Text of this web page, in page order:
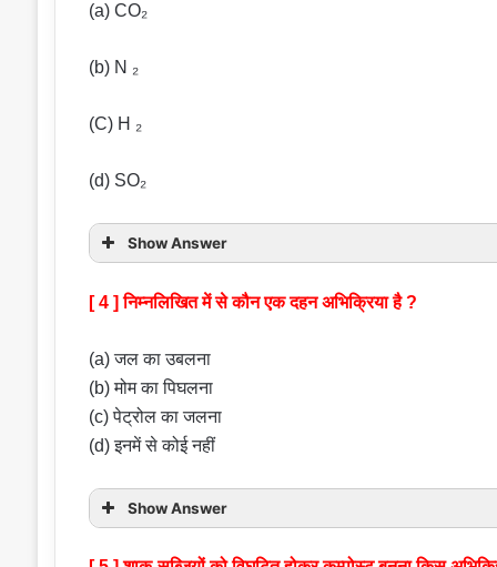
(a) CO₂
(b) N ₂
(C) H ₂
(d) SO₂
Show Answer
[ 4 ] निम्नलिखित में से कौन एक दहन अभिक्रिया है ?
(a) जल का उबलना
(b) मोम का पिघलना
(c) पेट्रोल का जलना
(d) इनमें से कोई नहीं
Show Answer